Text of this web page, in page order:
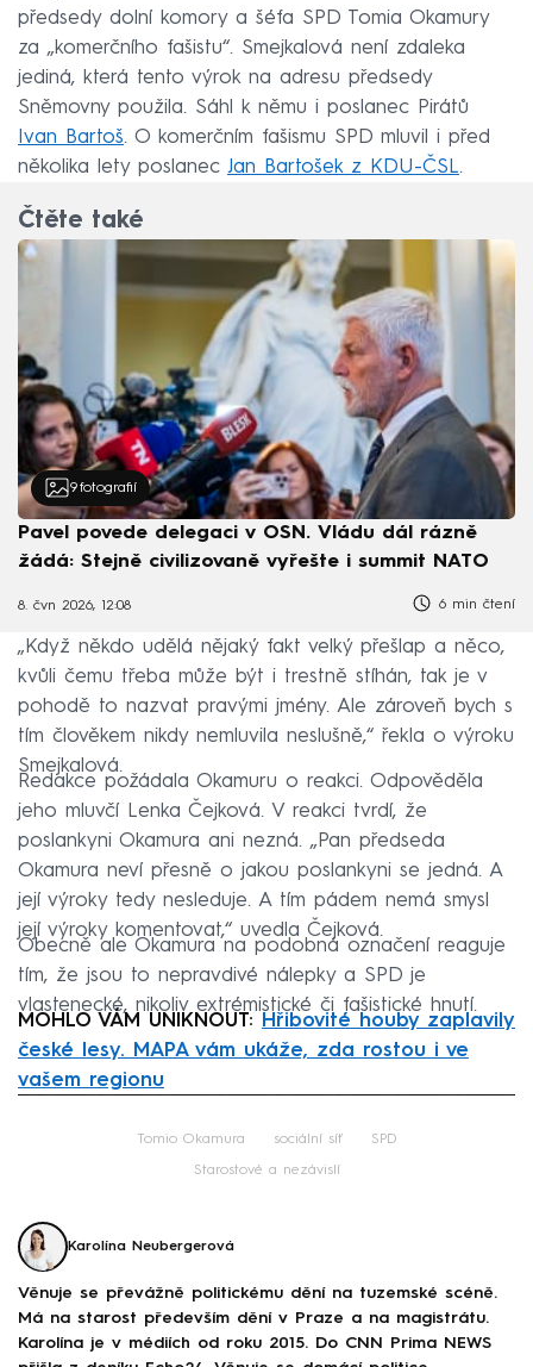
předsedy dolní komory a šéfa SPD Tomia Okamury
za „komerčního fašistu“. Smejkalová není zdaleka
jediná, která tento výrok na adresu předsedy
Sněmovny použila. Sáhl k němu i poslanec Pirátů
Ivan Bartoš. O komerčním fašismu SPD mluvil i před
několika lety poslanec Jan Bartošek z KDU-ČSL.
Čtěte také
9 fotografií
Pavel povede delegaci v OSN. Vládu dál rázně
žádá: Stejně civilizovaně vyřešte i summit NATO
8. čvn 2026, 12:08 6 min čtení
„Když někdo udělá nějaký fakt velký přešlap a něco,
kvůli čemu třeba může být i trestně stíhán, tak je v
pohodě to nazvat pravými jmény. Ale zároveň bych s
tím člověkem nikdy nemluvila neslušně,“ řekla o výroku
Smejkalová.
Redakce požádala Okamuru o reakci. Odpověděla
jeho mluvčí Lenka Čejková. V reakci tvrdí, že
poslankyni Okamura ani nezná. „Pan předseda
Okamura neví přesně o jakou poslankyni se jedná. A
její výroky tedy nesleduje. A tím pádem nemá smysl
její výroky komentovat,“ uvedla Čejková.
Obecně ale Okamura na podobná označení reaguje
tím, že jsou to nepravdivé nálepky a SPD je
vlastenecké, nikoliv extrémistické či fašistické hnutí.
MOHLO VÁM UNIKNOUT:
Hřibovité houby zaplavily
české lesy. MAPA vám ukáže, zda rostou i ve
vašem regionu
Tomio Okamura sociální síť SPD
Starostové a nezávislí
Karolína Neubergerová
Věnuje se převážně politickému dění na tuzemské scéně.
Má na starost především dění v Praze a na magistrátu.
Karolína je v médiích od roku 2015. Do CNN Prima NEWS